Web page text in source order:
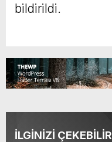
bildirildi.
İLGİNİZİ ÇEKEBİLİR